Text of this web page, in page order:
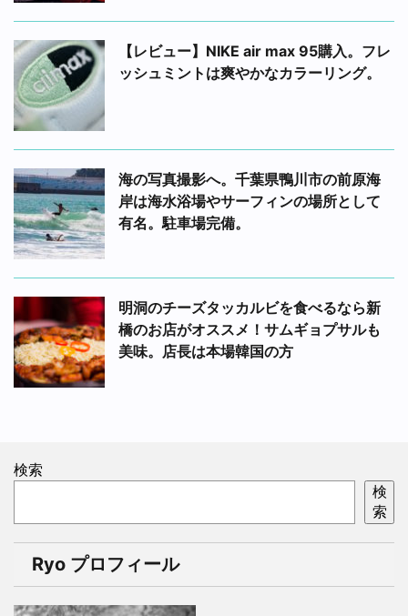
【レビュー】NIKE air max 95購入。フレ
ッシュミントは爽やかなカラーリング。
海の写真撮影へ。千葉県鴨川市の前原海
岸は海水浴場やサーフィンの場所として
有名。駐車場完備。
明洞のチーズタッカルビを食べるなら新
橋のお店がオススメ！サムギョプサルも
美味。店長は本場韓国の方
検索
検
索
Ryo プロフィール